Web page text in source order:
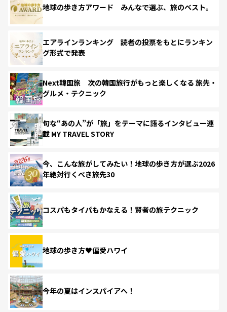
地球の歩き方アワード みんなで選ぶ、旅のベスト。
エアラインランキング 読者の投票をもとにランキン
グ形式で発表
Next韓国旅 次の韓国旅行がもっと楽しくなる 旅先・
グルメ・テクニック
旬な“あの人”が「旅」をテーマに語るインタビュー連
載 MY TRAVEL STORY
今、こんな旅がしてみたい！地球の歩き方が選ぶ2026
年絶対行くべき旅先30
コスパもタイパもかなえる！賢者の旅テクニック
地球の歩き方♥偏愛ハワイ
今年の夏はインスパイアへ！